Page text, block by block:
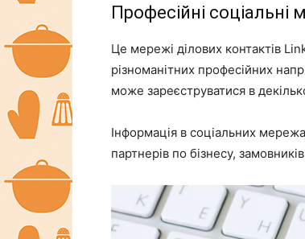
Професійні соціальні
Це мережі ділових контактів
різноманітних професійних
може зареєструватися в
Інформація в соціальних
партнерів по бізнесу,